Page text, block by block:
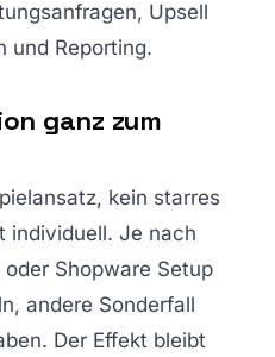
Upsell
und Reporting.
ganz zum
kein starres
individuell. Je nach
Shopware Setup
andere Sonderfall
Der Effekt bleibt